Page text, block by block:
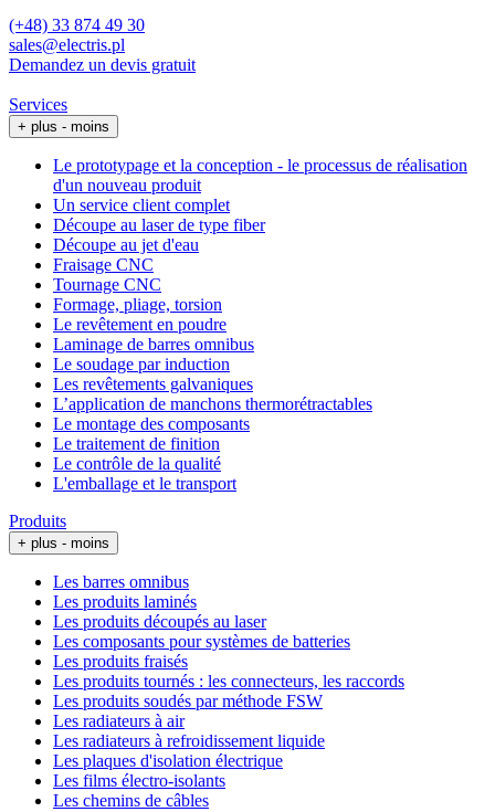
(+48) 33 874 49 30
sales@electris.pl
Demandez un devis gratuit
Services
+ plus - moins
Le prototypage et la conception - le processus de réalisation
d'un nouveau produit
Un service client complet
Découpe au laser de type fiber
Découpe au jet d'eau
Fraisage CNC
Tournage CNC
Formage, pliage, torsion
Le revêtement en poudre
Laminage de barres omnibus
Le soudage par induction
Les revêtements galvaniques
L’application de manchons thermorétractables
Le montage des composants
Le traitement de finition
Le contrôle de la qualité
L'emballage et le transport
Produits
+ plus - moins
Les barres omnibus
Les produits laminés
Les produits découpés au laser
Les composants pour systèmes de batteries
Les produits fraisés
Les produits tournés : les connecteurs, les raccords
Les produits soudés par méthode FSW
Les radiateurs à air
Les radiateurs à refroidissement liquide
Les plaques d'isolation électrique
Les films électro-isolants
Les chemins de câbles